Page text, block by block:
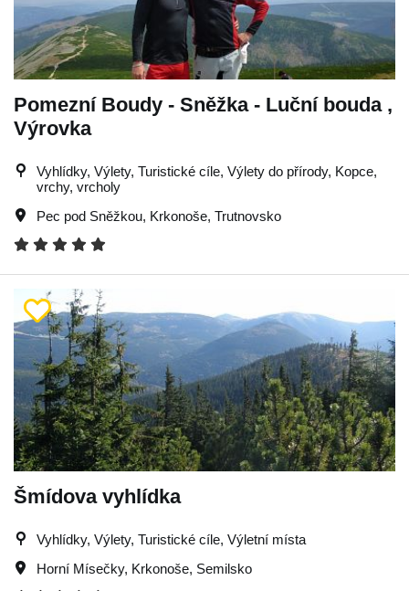
Pomezní Boudy - Sněžka - Luční bouda ,
Výrovka
Vyhlídky, Výlety, Turistické cíle, Výlety do přírody, Kopce,
vrchy, vrcholy
Pec pod Sněžkou, Krkonoše, Trutnovsko
Šmídova vyhlídka
Vyhlídky, Výlety, Turistické cíle, Výletní místa
Horní Mísečky, Krkonoše, Semilsko